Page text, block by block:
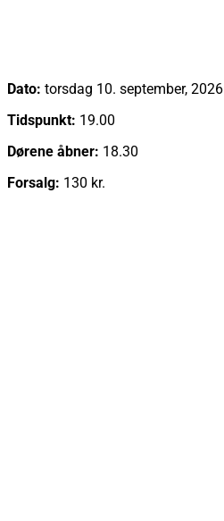
Dato: torsdag 10. september, 2026
Tidspunkt: 19.00
Dørene åbner: 18.30
Forsalg: 130 kr.